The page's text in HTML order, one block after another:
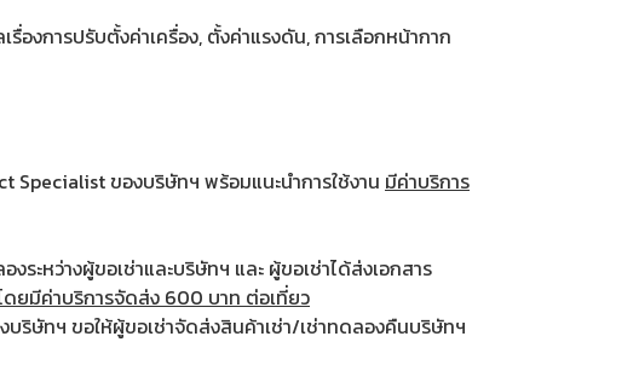
งการปรับตั้งค่าเครื่อง, ตั้งค่าแรงดัน, การเลือกหน้ากาก
Specialist ของบริษัทฯ พร้อมแนะนำการใช้งาน มีค่าบริการ
ะหว่างผู้ขอเช่าและบริษัทฯ และ ผู้ขอเช่าได้ส่งเอกสาร
ดยมีค่าบริการจัดส่ง 600 บาท ต่อเที่ยว
ริษัทฯ ขอให้ผู้ขอเช่าจัดส่งสินค้าเช่า/เช่าทดลองคืนบริษัทฯ